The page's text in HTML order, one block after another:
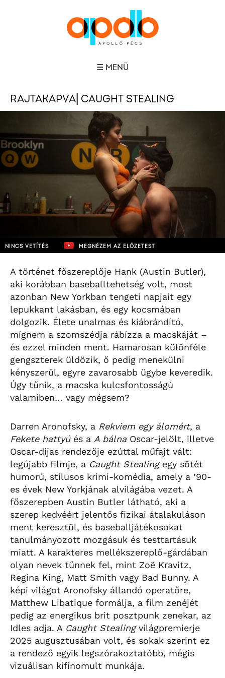
☰ MENÜ
RAJTAKAPVA⎜CAUGHT STEALING
NINCS VETÍTÉS MEGNÉZEM AZ ELŐZETEST
A történet főszereplője Hank (Austin Butler),
aki korábban baseballtehetség volt, most
azonban New Yorkban tengeti napjait egy
lepukkant lakásban, és egy kocsmában
dolgozik. Élete unalmas és kiábrándító,
mígnem a szomszédja rábízza a macskáját –
és ezzel minden ment. Hamarosan különféle
gengszterek üldözik, ő pedig menekülni
kényszerül, egyre zavarosabb ügybe keveredik.
Úgy tűnik, a macska kulcsfontosságú
valamiben… vagy mégsem?
Darren Aronofsky, a Rekviem egy álomért, a
Fekete hattyúés a A bálna Oscar-jelölt, illetve
Oscar-díjas rendezője ezúttal műfajt vált:
legújabb filmje, a Caught Stealingegy sötét
humorú, stílusos krimi-komédia, amely a ’90-
es évek New Yorkjának alvilágába vezet. A
főszerepben Austin Butler látható, aki a
szerep kedvéért jelentős fizikai átalakuláson
ment keresztül, és baseballjátékosokat
tanulmányozott mozgásuk és testtartásuk
miatt. A karakteres mellékszereplő-gárdában
olyan nevek tűnnek fel, mint Zoë Kravitz,
Regina King, Matt Smith vagy Bad Bunny. A
képi világot Aronofsky állandó operatőre,
Matthew Libatique formálja, a film zenéjét
pedig az energikus brit posztpunk zenekar, az
Idles adja. A Caught Stealingvilágpremierje
2025 augusztusában volt, és sokak szerint ez
a rendező egyik legszórakoztatóbb, mégis
vizuálisan kifinomult munkája.